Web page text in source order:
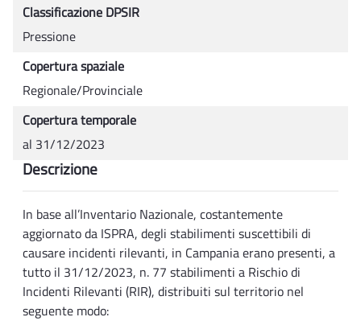
Classificazione DPSIR
Pressione
Copertura spaziale
Regionale/Provinciale
Copertura temporale
al 31/12/2023
Descrizione
In base all’Inventario Nazionale, costantemente
aggiornato da ISPRA, degli stabilimenti suscettibili di
causare incidenti rilevanti, in Campania erano presenti, a
tutto il 31/12/2023, n. 77 stabilimenti a Rischio di
Incidenti Rilevanti (RIR), distribuiti sul territorio nel
seguente modo: